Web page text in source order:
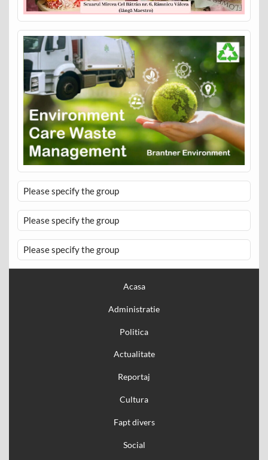
Please specify the group
Please specify the group
Please specify the group
Acasa
Administratie
Politica
Actualitate
Reportaj
Cultura
Fapt divers
Social